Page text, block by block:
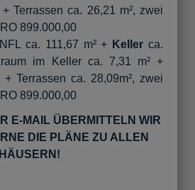
Terrassen ca. 26,21 m², zwei
899.000,00
ca. 111,67 m² + Kellerca.
im Keller ca. 7,31 m² +
Terrassen ca. 28,09m², zwei
899.000,00
E-MAIL ÜBERMITTELN WIR
DIE PLÄNE ZU ALLEN
HÄUSERN!